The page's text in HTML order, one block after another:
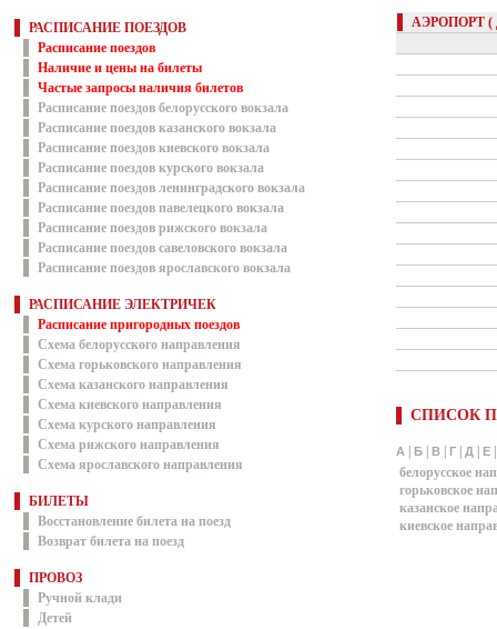
РАСПИСАНИЕ ПОЕЗДОВ
Расписание поездов
Наличие и цены на билеты
Частые запросы наличия билетов
Расписание поездов белорусского вокзала
Расписание поездов казанского вокзала
Расписание поездов киевского вокзала
Расписание поездов курского вокзала
Расписание поездов ленинградского вокзала
Расписание поездов павелецкого вокзала
Расписание поездов рижского вокзала
Расписание поездов савеловского вокзала
Расписание поездов ярославского вокзала
РАСПИСАНИЕ ЭЛЕКТРИЧЕК
Расписание пригородных поездов
Схема белорусского направления
Схема горьковского направления
Схема казанского направления
Схема киевского направления
Схема курского направления
Схема рижского направления
Схема ярославского направления
БИЛЕТЫ
Восстановление билета на поезд
Возврат билета на поезд
ПРОВОЗ
Ручной клади
Детей
АЭРОПОРТ
СПИСОК
А Б В Г Д Е
белорусское
горьковское
казанское
киевское